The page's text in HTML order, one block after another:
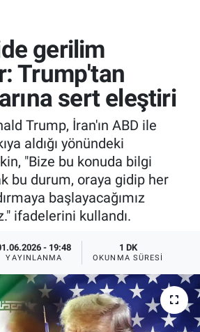
gerilim
Trump'tan
sert eleştiri
Trump, İran'ın ABD ile
aldığı yönündeki
"Bize bu konuda bilgi
bu durum, oraya gidip her
başlayacağımız
ifadelerini kullandı.
- 19:48
YAYINLANMA
1 DK
OKUNMA SÜRESI